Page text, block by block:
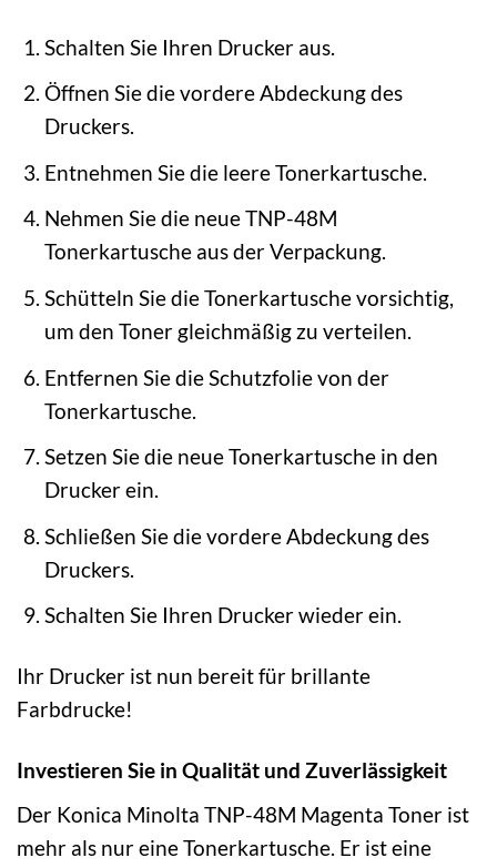
Schalten Sie Ihren Drucker aus.
Öffnen Sie die vordere Abdeckung des
Druckers.
Entnehmen Sie die leere Tonerkartusche.
Nehmen Sie die neue TNP-48M
Tonerkartusche aus der Verpackung.
Schütteln Sie die Tonerkartusche vorsichtig,
um den Toner gleichmäßig zu verteilen.
Entfernen Sie die Schutzfolie von der
Tonerkartusche.
Setzen Sie die neue Tonerkartusche in den
Drucker ein.
Schließen Sie die vordere Abdeckung des
Druckers.
Schalten Sie Ihren Drucker wieder ein.
Ihr Drucker ist nun bereit für brillante
Farbdrucke!
Investieren Sie in Qualität und Zuverlässigkeit
Der Konica Minolta TNP-48M Magenta Toner ist
mehr als nur eine Tonerkartusche. Er ist eine